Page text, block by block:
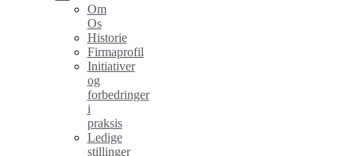
Om
Os
Historie
Firmaprofil
Initiativer
og
forbedringer
i
praksis
Ledige
stillinger